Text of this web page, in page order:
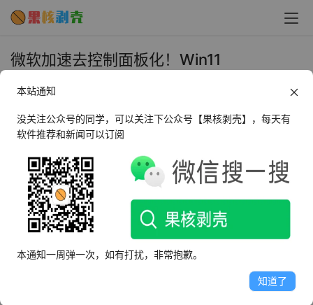
微软加速去控制面板化！Win11
核剥壳
2024年8月7日 下午3:53•
AI摘要
此内容由AI根据文章内容自动生成，并已由人工审核
微软推送Windows 11 KB5040557更新，将更多控制面板
功能集成到“设置”中，包括改进鼠标设置和节能建议。同
时，更新提升了Voice Access体验。但存在Windows
本站通知
没关注公众号的同学，可以关注下公众号【果核剥壳】，每天有
软件推荐和新闻可以订阅
本通知一周弹一次，如有打扰，非常抱歉。
知道了